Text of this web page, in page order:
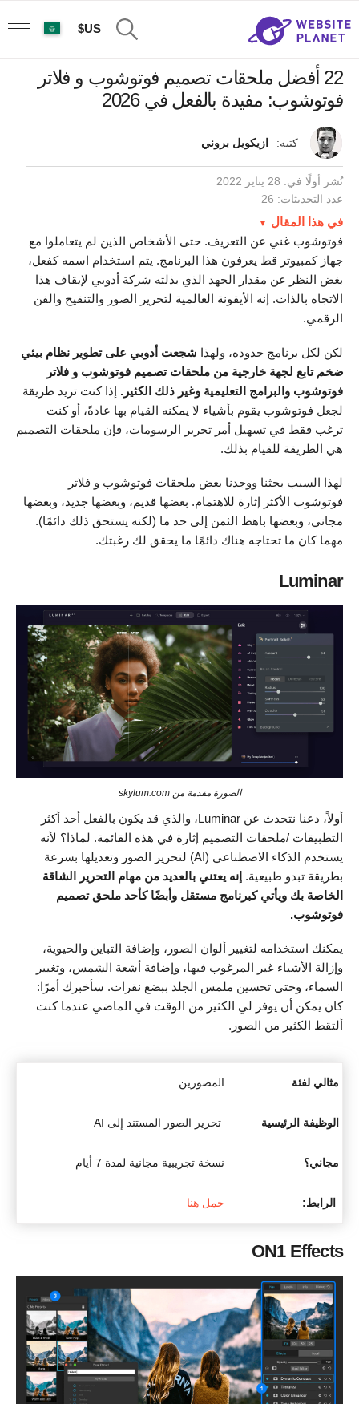
US$
22 أفضل ملحقات تصميم فوتوشوب و فلاتر
فوتوشوب: مفيدة بالفعل في 2026
كتبه: ازيكويل بروني
نُشر أولًا في: 28 يناير 2022
عدد التحديثات: 26
في هذا المقال
فوتوشوب غني عن التعريف. حتى الأشخاص الذين لم يتعاملوا مع
جهاز كمبيوتر قط يعرفون هذا البرنامج. يتم استخدام اسمه كفعل،
بغض النظر عن مقدار الجهد الذي بذلته شركة أدوبي لإيقاف هذا
الاتجاه بالذات. إنه الأيقونة العالمية لتحرير الصور والتنقيح والفن
الرقمي.
لكن لكل برنامج حدوده، ولهذا شجعت أدوبي على تطوير نظام بيئي
ضخمتابع لجهة خارجية من ملحقات تصميم فوتوشوب و فلاتر
فوتوشوب والبرامج التعليمية وغير ذلك الكثير. إذا كنت تريد طريقة
لجعل فوتوشوب يقوم بأشياء لا يمكنه القيام بها عادةً، أو كنت
ترغب فقط في تسهيل أمر تحرير الرسومات، فإن ملحقات التصميم
هي الطريقة للقيام بذلك.
لهذا السبب بحثنا ووجدنا بعض ملحقات فوتوشوب و فلاتر
فوتوشوب الأكثر إثارة للاهتمام. بعضها قديم، وبعضها جديد، وبعضها
مجاني، وبعضها باهظ الثمن إلى حد ما (لكنه يستحق ذلك دائمًا).
مهما كان ما تحتاجه هناك دائمًا ما يحقق لك رغبتك.
Luminar
الصورة مقدمة من skylum.com
أولاً، دعنا نتحدث عن Luminar، والذي قد يكون بالفعل أحد أكثر
التطبيقات /ملحقات التصميم إثارة في هذه القائمة. لماذا؟ لأنه
يستخدم الذكاء الاصطناعي (AI) لتحرير الصور وتعديلها بسرعة
بطريقة تبدو طبيعية. إنه يعتني بالعديد من مهام التحرير الشاقة
الخاصة بك ويأتي كبرنامج مستقل وأبضًا كأحد ملحق تصميم
فوتوشوب.
يمكنك استخدامه لتغيير ألوان الصور، وإضافة التباين والحيوية،
وإزالة الأشياء غير المرغوب فيها، وإضافة أشعة الشمس، وتغيير
السماء، وحتى تحسين ملمس الجلد ببضع نقرات. سأخبرك أمرًا:
كان يمكن أن يوفر لي الكثير من الوقت في الماضي عندما كنت
ألتقط الكثير من الصور.
مثالي لفئة المصورين
الوظيفة الرئيسية تحرير الصور المستند إلى AI
مجاني؟ نسخة تجريبية مجانية لمدة 7 أيام
الرابط: حمل هنا
ON1 Effects